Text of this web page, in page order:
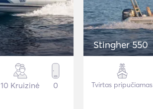
10 Kruizinė 0
Stingher 550
Tvirtas pripučiamas